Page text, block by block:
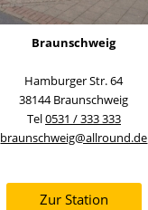
Braunschweig
Hamburger Str. 64
38144 Braunschweig
Tel0531 / 333 333
braunschweig@allround.de
Zur Station